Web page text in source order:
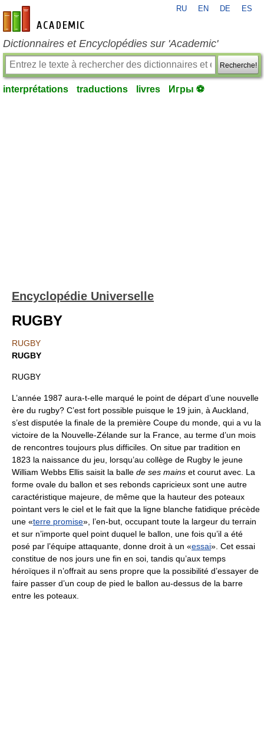
fr-academic.com
RU EN DE ES
Dictionnaires et Encyclopédies sur 'Academic'
Recherche!
interprétations traductions livres Игры ⚽
Encyclopédie Universelle
RUGBY
RUGBY
RUGBY
RUGBY
L’année 1987 aura-t-elle marqué le point de départ d’une nouvelle
ère du rugby? C’est fort possible puisque le 19 juin, à Auckland,
s’est disputée la finale de la première Coupe du monde, qui a vu la
victoire de la Nouvelle-Zélande sur la France, au terme d’un mois
de rencontres toujours plus difficiles. On situe par tradition en
1823 la naissance du jeu, lorsqu’au collège de Rugby le jeune
William Webbs Ellis saisit la balle de ses mains et courut avec. La
forme ovale du ballon et ses rebonds capricieux sont une autre
caractéristique majeure, de même que la hauteur des poteaux
pointant vers le ciel et le fait que la ligne blanche fatidique précède
une «terre promise», l’en-but, occupant toute la largeur du terrain
et sur n’importe quel point duquel le ballon, une fois qu’il a été
posé par l’équipe attaquante, donne droit à un «essai». Cet essai
constitue de nos jours une fin en soi, tandis qu’aux temps
héroïques il n’offrait au sens propre que la possibilité d’essayer de
faire passer d’un coup de pied le ballon au-dessus de la barre
entre les poteaux.